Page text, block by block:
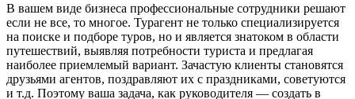
В вашем виде бизнеса профессиональные сотрудники решают
если не все, то многое. Турагент не только специализируется
на поиске и подборе туров, но и является знатоком в области
путешествий, выявляя потребности туриста и предлагая
наиболее приемлемый вариант. Зачастую клиенты становятся
друзьями агентов, поздравляют их с праздниками, советуются
и т.д. Поэтому ваша задача, как руководителя — создать в